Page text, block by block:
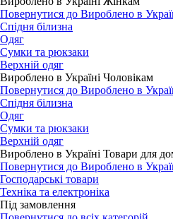
Повернутися до Вироблено в
Спідня білизна
Одяг
Сумки та рюкзаки
Верхній одяг
Вироблено в Україні Чоловікам
Повернутися до Вироблено в
Спідня білизна
Одяг
Сумки та рюкзаки
Верхній одяг
Вироблено в Україні Товари для
Повернутися до Вироблено в
Господарські товари
Техніка та електроніка
Під замовлення